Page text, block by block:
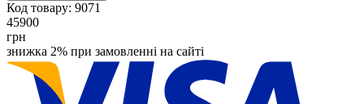
Код товару: 9071
45900
грн
знижка 2% при замовленні на сайті